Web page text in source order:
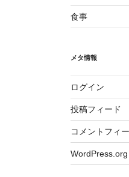
食事
メタ情報
ログイン
投稿フィード
コメントフィ
WordPress.org